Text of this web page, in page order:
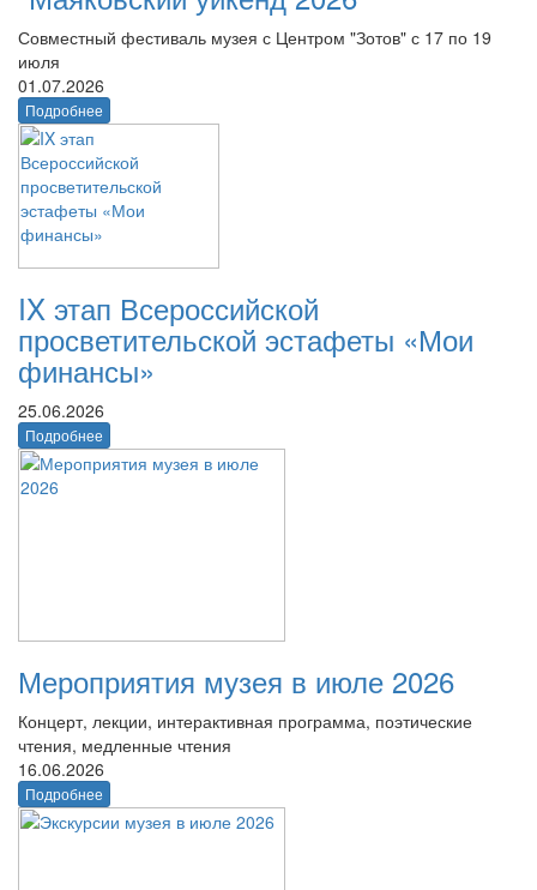
Совместный фестиваль музея с Центром "Зотов" с 17 по 19
июля
01.07.2026
Подробнее
IX этап Всероссийской
просветительской эстафеты «Мои
финансы»
25.06.2026
Подробнее
Мероприятия музея в июле 2026
Концерт, лекции, интерактивная программа, поэтические
чтения, медленные чтения
16.06.2026
Подробнее